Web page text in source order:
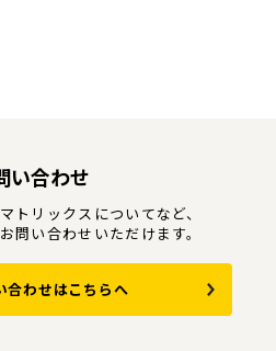
い合わせ
トリックスについてなど、
問い合わせいただけます。
合わせはこちらへ